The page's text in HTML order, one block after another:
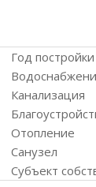
Год постройки
Канализация
Отопление
Санузел
Субъект